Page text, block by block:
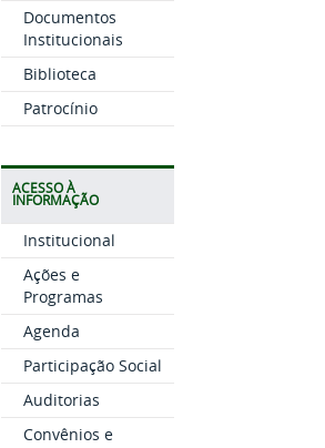
Documentos
Institucionais
Biblioteca
Patrocínio
ACESSO À
INFORMAÇÃO
Institucional
Ações e
Programas
Agenda
Participação Social
Auditorias
Convênios e